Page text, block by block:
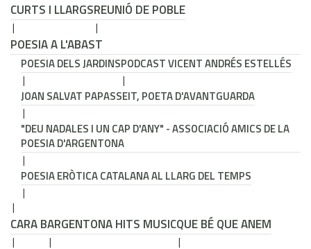
CURTS I LLARGSREUNIÓ DE POBLE
POESIA A L'ABAST
POESIA DELS JARDINSPODCAST VICENT ANDRÉS ESTELLÉS
JOAN SALVAT PAPASSEIT, POETA D'AVANTGUARDA
"DEU NADALES I UN CAP D'ANY" - ASSOCIACIÓ AMICS DE LA
POESIA D'ARGENTONA
POESIA ERÒTICA CATALANA AL LLARG DEL TEMPS
CARA BARGENTONA HITS MUSICQUE BÉ QUE ANEM